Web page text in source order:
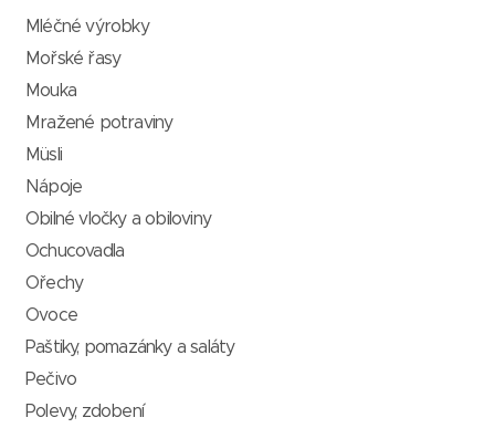
Mléčné výrobky
Mořské řasy
Mouka
Mražené potraviny
Müsli
Nápoje
Obilné vločky a obiloviny
Ochucovadla
Ořechy
Ovoce
Paštiky, pomazánky a saláty
Pečivo
Polevy, zdobení